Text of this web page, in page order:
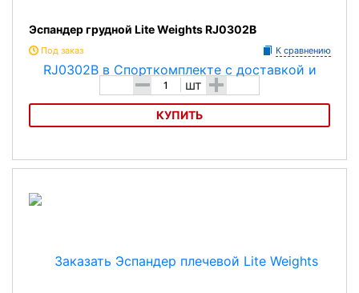
Эспандер грудной Lite Weights RJ0302B
Под заказ К сравнению
- шт +
КУПИТЬ
Эспандер грудной Lite Weights RJ0302B